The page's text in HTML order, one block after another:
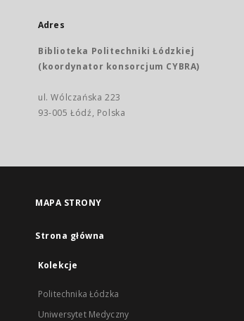
Adres
Biblioteka Politechniki Łódzkiej
(koordynator konsorcjum CYBRA)
ul. Wólczańska 223
93-005 Łódź, Polska
MAPA STRONY
Strona główna
Kolekcje
Politechnika Łódzka
Uniwersytet Medyczny